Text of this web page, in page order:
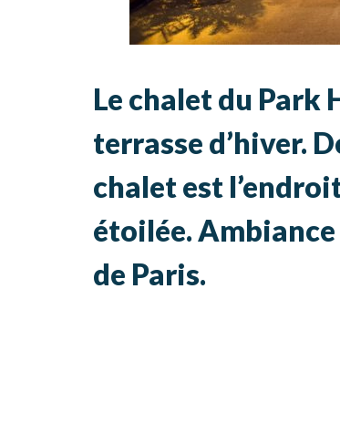
Le chalet du Park
terrasse d’hiver.
chalet est
étoilée.
de Paris.